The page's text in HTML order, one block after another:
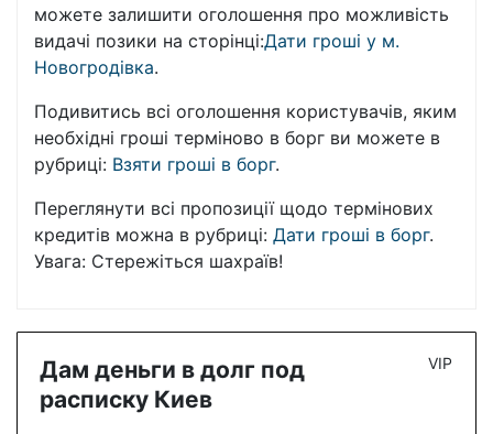
можете залишити оголошення про можливість
видачі позики на сторінці:Дати гроші у м.
Новогродівка.
Подивитись всі оголошення користувачів, яким
необхідні гроші терміново в борг ви можете в
рубриці: Взяти гроші в борг.
Переглянути всі пропозиції щодо термінових
кредитів можна в рубриці: Дати гроші в борг.
Увага: Стережіться шахраїв!
Дам деньги в долг под
расписку Киев
VIP